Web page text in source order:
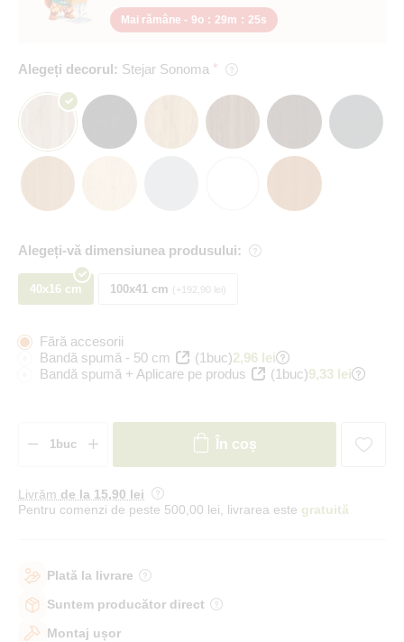
Mai rămâne - 9o : 29m : 24s
Alegeți decorul: Stejar Sonoma
Alegeți-vă dimensiunea produsului:
40x16 cm 100x41 cm +192,90 lei
Fără accesorii
Bandă spumă - 50 cm
(1buc)2,96 lei
Bandă spumă + Aplicare pe produs
(1buc)9,33 lei
În coș
Livrăm de la 15,90 lei
Pentru comenzi de peste 500,00 lei, livrarea este gratuită
Plată la livrare
Suntem producător direct
Montaj ușor